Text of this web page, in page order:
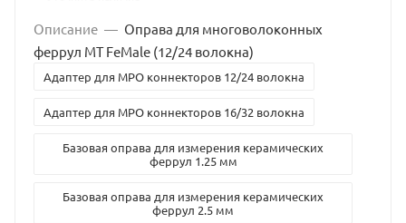
Описание — Оправа для многоволоконных
феррул MT FeMale (12/24 волокна)
Адаптер для MPO коннекторов 12/24 волокна
Адаптер для MPO коннекторов 16/32 волокна
Базовая оправа для измерения керамических
феррул 1.25 мм
Базовая оправа для измерения керамических
феррул 2.5 мм